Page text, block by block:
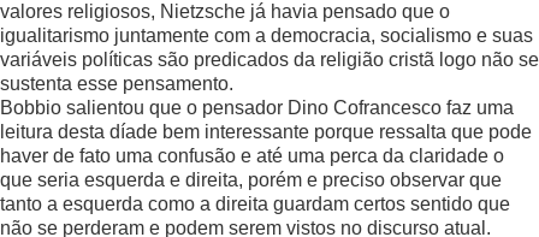
valores religiosos, Nietzsche já havia pensado que o
igualitarismo juntamente com a democracia, socialismo e suas
variáveis políticas são predicados da religião cristã logo não se
sustenta esse pensamento.
Bobbio salientou que o pensador Dino Cofrancesco faz uma
leitura desta díade bem interessante porque ressalta que pode
haver de fato uma confusão e até uma perca da claridade o
que seria esquerda e direita, porém e preciso observar que
tanto a esquerda como a direita guardam certos sentido que
não se perderam e podem serem vistos no discurso atual.